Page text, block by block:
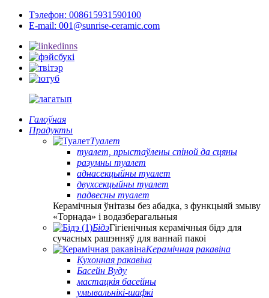
Тэлефон: 008615931590100
E-mail: 001@sunrise-ceramic.com
Галоўная
Прадукты
Туалет
туалет, прыстаўлены спіной да сцяны
разумны туалет
аднасекцыйны туалет
двухсекцыйны туалет
падвесны туалет
Керамічныя ўнітазы без абадка, з функцыяй змыву
«Торнада» і водазберагальныя
БідэГігіенічныя керамічныя бідэ для
сучасных рашэнняў для ваннай пакоі
Керамічная ракавіна
Кухонная ракавіна
Басейн Вуду
мастацкія басейны
умывальнікі-шафкі